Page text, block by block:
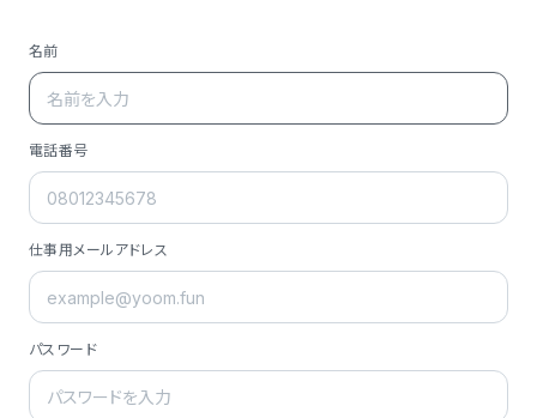
名前
電話番号
仕事用メールアドレス
パスワード